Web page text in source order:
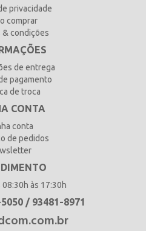
privacidade
comprar
& condições
de entrega
pagamento
de troca
CONTA
conta
de pedidos
às 17:30h
/ 93481-8971